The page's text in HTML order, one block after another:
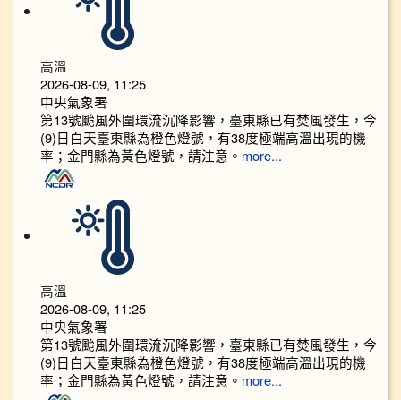
高溫
2026-08-09, 11:25
中央氣象署
第13號颱風外圍環流沉降影響，臺東縣已有焚風發生，今
(9)日白天臺東縣為橙色燈號，有38度極端高溫出現的機
率；金門縣為黃色燈號，請注意。 more...
高溫
2026-08-09, 11:25
中央氣象署
第13號颱風外圍環流沉降影響，臺東縣已有焚風發生，今
(9)日白天臺東縣為橙色燈號，有38度極端高溫出現的機
率；金門縣為黃色燈號，請注意。 more...